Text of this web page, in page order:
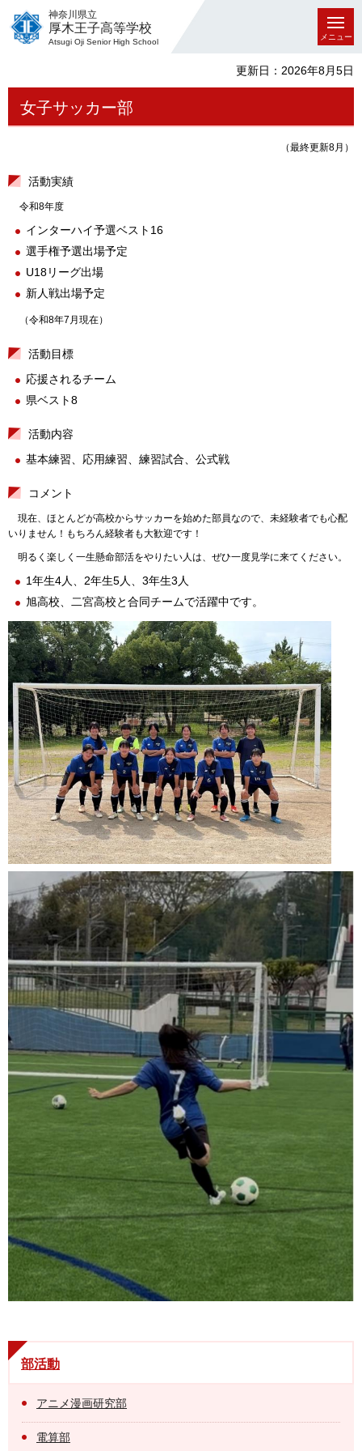
神奈川県立
厚木王子高等学校
Atsugi Oji Senior High School
メニュー
更新日：2026年8月5日
女子サッカー部
（最終更新8月）
活動実績
令和8年度
インターハイ予選ベスト16
選手権予選出場予定
U18リーグ出場
新人戦出場予定
（令和8年7月現在）
活動目標
応援されるチーム
県ベスト8
活動内容
基本練習、応用練習、練習試合、公式戦
コメント
現在、ほとんどが高校からサッカーを始めた部員なので、未経験者でも心配
いりません！もちろん経験者も大歓迎です！
明るく楽しく一生懸命部活をやりたい人は、ぜひ一度見学に来てください。
1年生4人、2年生5人、3年生3人
旭高校、二宮高校と合同チームで活躍中です。
部活動
アニメ漫画研究部
電算部